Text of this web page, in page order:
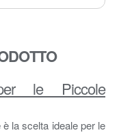
le Piccole
la scelta ideale per le